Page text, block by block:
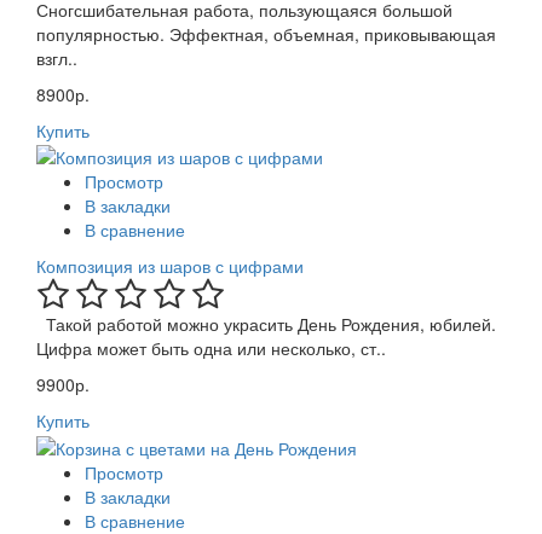
Сногсшибательная работа, пользующаяся большой
популярностью. Эффектная, объемная, приковывающая
взгл..
8900р.
Купить
Просмотр
В закладки
В сравнение
Композиция из шаров с цифрами
Такой работой можно украсить День Рождения, юбилей.
Цифра может быть одна или несколько, ст..
9900р.
Купить
Просмотр
В закладки
В сравнение